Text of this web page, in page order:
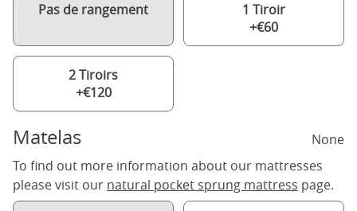
Pas de rangement
1 Tiroir
+€60
2 Tiroirs
+€120
Matelas
None
To find out more information about our mattresses
please visit our natural pocket sprung mattress page.